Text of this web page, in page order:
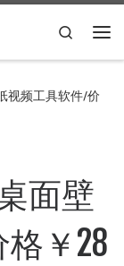
Search
视频工具软件/价
面壁
￥28